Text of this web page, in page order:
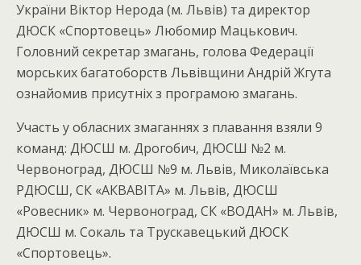
України Віктор Нерода (м. Львів) та директор
ДЮСК «Спортовець» Любомир Мацькович.
Головний секретар змагань, голова Федерації
морських багатоборств Львівщини Андрій Жгута
ознайомив присутніх з програмою змагань.
Участь у обласних змаганнях з плавання взяли 9
команд: ДЮСШ м. Дрогобич, ДЮСШ №2 м.
Червоноград, ДЮСШ №9 м. Львів, Миколаївська
РДЮСШ, СК «АКВАВІТА» м. Львів, ДЮСШ
«Ровесник» м. Червоноград, СК «ВОДАН» м. Львів,
ДЮСШ м. Сокаль та Трускавецький ДЮСК
«Спортовець».